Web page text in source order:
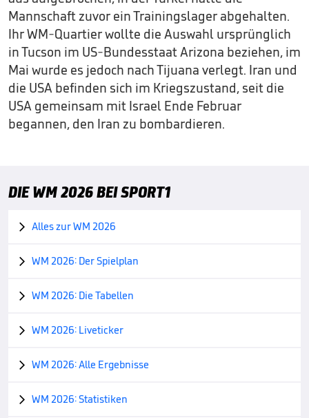
Mannschaft zuvor ein Trainingslager abgehalten.
Ihr WM-Quartier wollte die Auswahl ursprünglich
in Tucson im US-Bundesstaat Arizona beziehen, im
Mai wurde es jedoch nach Tijuana verlegt. Iran und
die USA befinden sich im Kriegszustand, seit die
USA gemeinsam mit Israel Ende Februar
begannen, den Iran zu bombardieren.
DIE WM 2026 BEI SPORT1
 Alles zur WM 2026
 WM 2026: Der Spielplan
 WM 2026: Die Tabellen
 WM 2026: Liveticker
 WM 2026: Alle Ergebnisse
 WM 2026: Statistiken